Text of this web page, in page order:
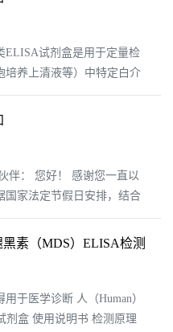
ELISA试剂盒是用于定量检
培养上清液等）中特定白介
汇总了其核心信息，方便您
伴： 您好！ 感谢您一直以
国家法定节假日安排，结合
动节放假安排通知如下： 放
素（MDS）ELISA检测
于医学诊断 人（Human）
剂盒 使用说明书 检测原理